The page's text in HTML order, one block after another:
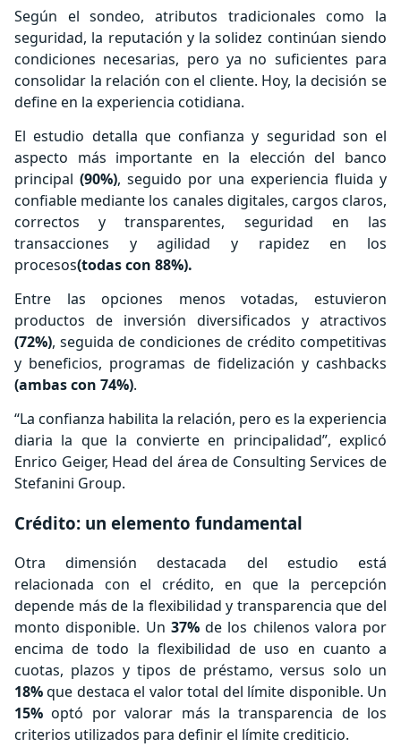
Según el sondeo, atributos tradicionales como la
seguridad, la reputación y la solidez continúan siendo
condiciones necesarias, pero ya no suficientes para
consolidar la relación con el cliente. Hoy, la decisión se
define en la experiencia cotidiana.
El estudio detalla que confianza y seguridad son el
aspecto más importante en la elección del banco
principal (90%), seguido por una experiencia fluida y
confiable mediante los canales digitales, cargos claros,
correctos y transparentes, seguridad en las
transacciones y agilidad y rapidez en los
procesos(todas con 88%).
Entre las opciones menos votadas, estuvieron
productos de inversión diversificados y atractivos
(72%), seguida de condiciones de crédito competitivas
y beneficios, programas de fidelización y cashbacks
(ambas con 74%).
“La confianza habilita la relación, pero es la experiencia
diaria la que la convierte en principalidad”, explicó
Enrico Geiger, Head del área de Consulting Services de
Stefanini Group.
Crédito: un elemento fundamental
Otra dimensión destacada del estudio está
relacionada con el crédito, en que la percepción
depende más de la flexibilidad y transparencia que del
monto disponible. Un 37% de los chilenos valora por
encima de todo la flexibilidad de uso en cuanto a
cuotas, plazos y tipos de préstamo, versus solo un
18%que destaca el valor total del límite disponible. Un
15% optó por valorar más la transparencia de los
criterios utilizados para definir el límite crediticio.